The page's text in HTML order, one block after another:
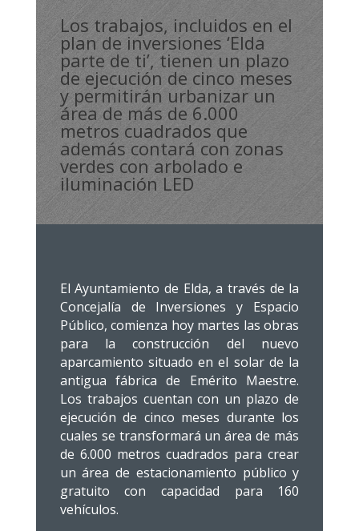
Los trabajos, incluidos en el
plan de inversiones ‘Elda
parte de ti’, tienen un plazo
de ejecución de cinco meses
y permitirán urbanizar un
área de más de 6.000
metros cuadrados que
además contará con zonas
verdes con arbolado e
iluminación LED
El Ayuntamiento de Elda, a través de la
Concejalía de Inversiones y Espacio
Público, comienza hoy martes las obras
para la construcción del nuevo
aparcamiento situado en el solar de la
antigua fábrica de Emérito Maestre.
Los trabajos cuentan con un plazo de
ejecución de cinco meses durante los
cuales se transformará un área de más
de 6.000 metros cuadrados para crear
un área de estacionamiento público y
gratuito con capacidad para 160
vehículos.